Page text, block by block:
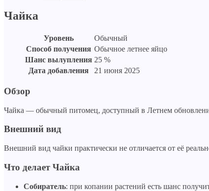
Чайка
Уровень
Обычный
Способ получения Обычное летнее яйцо
Шанс вылупления 25 %
Дата добавления
21 июня 2025
Обзор
Чайка — обычный питомец, доступный в Летнем
Внешний вид
Внешний вид чайки практически не отличается от её
Что делает Чайка
Собиратель: при копании растений есть шанс